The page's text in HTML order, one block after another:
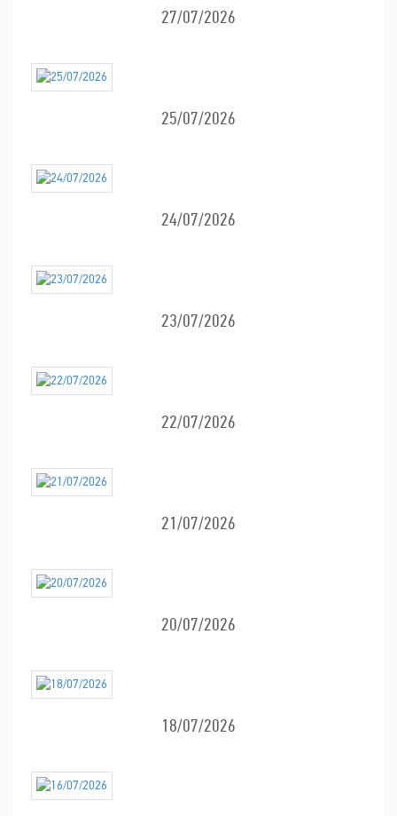
27/07/2026
25/07/2026
24/07/2026
23/07/2026
22/07/2026
21/07/2026
20/07/2026
18/07/2026